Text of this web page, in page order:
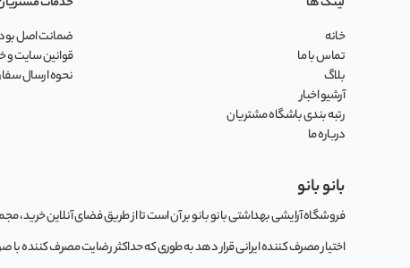
خانه
تماس با ما
بلاگ
آرشیو اخبار
رتبه بندی باشگاه مشتریان
درباره ما
ضمانت اصل
قوانین سایت و
نحوه ارسال
بانو بانو
فروشگاه آرایشی بهداشتی بانو بانو بر آن است تا از طریق فضای آنلاین خرید،
اختیار مصرف کننده ایرانی قرار دهد به طوری که حداکثر رضایت مصرف کننده